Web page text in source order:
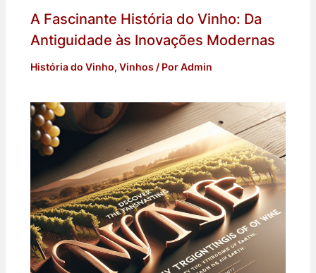
A Fascinante História do Vinho: Da
Antiguidade às Inovações Modernas
História do Vinho, Vinhos / PorAdmin